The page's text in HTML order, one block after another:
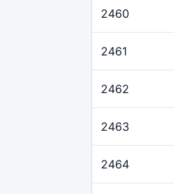
2460
2461
2462
2463
2464